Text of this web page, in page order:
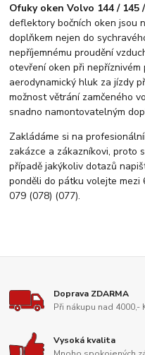
Ofuky oken Volvo 144 / 145
deflektory bočních oken jsou
doplňkem nejen do
nepříjemnému proudění
otevření oken při nepříznivém
aerodynamický hluk za jízdy
možnost větrání zamčeného
snadno namontovatelným
Zakládáme si na
zakázce a zákazníkovi, proto
případě jakýkoliv dotazů
ponděli do pátku volejte mezi
079 (078) (077).
Doprava ZDARMA
Při nákupu nad 4000,-
Vysoká kvalita